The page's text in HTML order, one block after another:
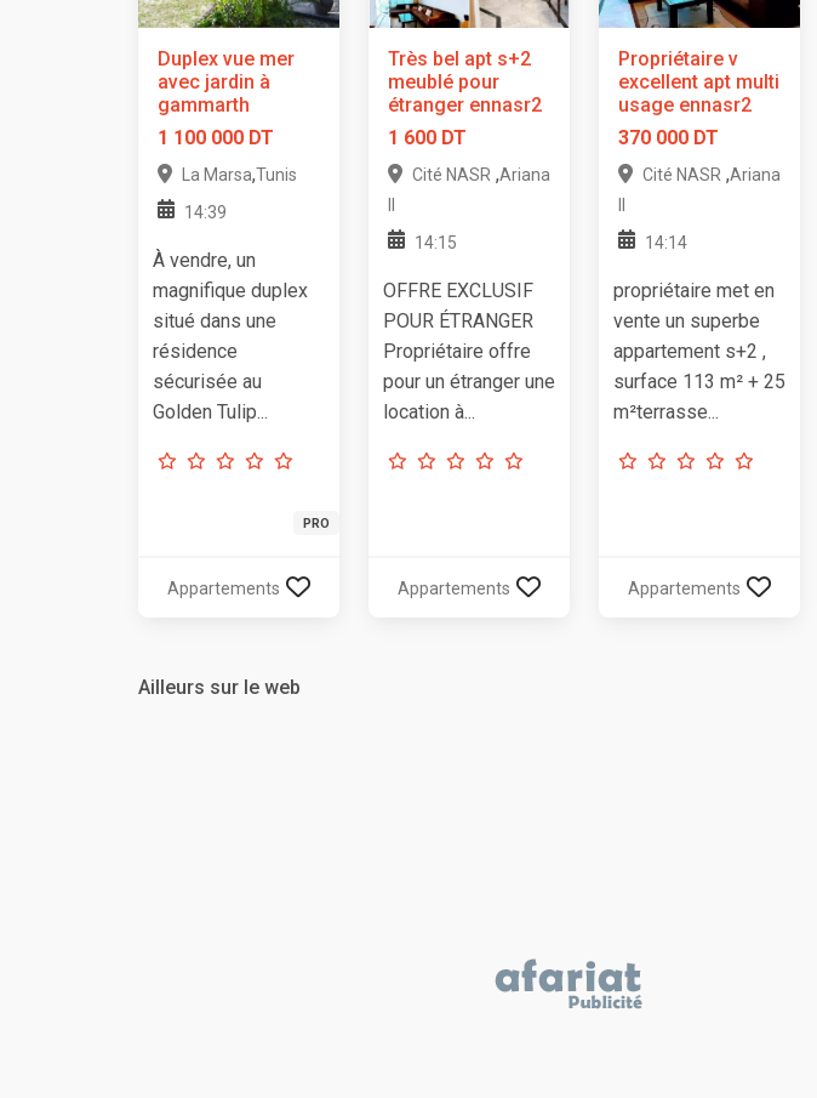
Duplex vue mer
avec jardin à
gammarth
1 100 000 DT
La Marsa,Tunis
14:39
À vendre, un
magnifique duplex
situé dans une
résidence
sécurisée au
Golden Tulip...
PRO
Appartements
Très bel apt s+2
meublé pour
étranger ennasr2
1 600 DT
Cité NASR ,Ariana
14:15
OFFRE EXCLUSIF
POUR ÉTRANGER
Propriétaire offre
pour un étranger une
location à...
Appartements
Propriétaire v
excellent apt multi
usage ennasr2
370 000 DT
Cité NASR ,Ariana
14:14
propriétaire met en
vente un superbe
appartement s+2 ,
surface 113 m² + 25
m²terrasse...
Appartements
Ailleurs sur le web